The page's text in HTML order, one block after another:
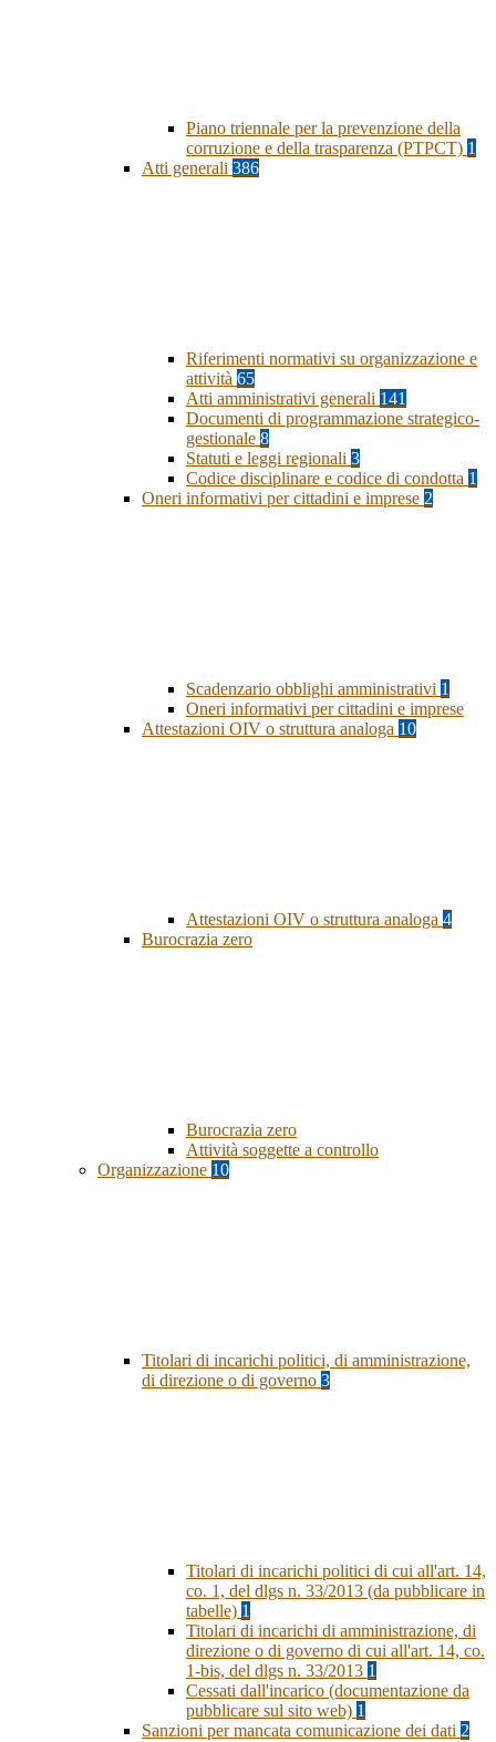
Piano triennale per la prevenzione della
corruzione e della trasparenza (PTPCT) 1
Atti generali 386
Riferimenti normativi su organizzazione e
attività 65
Atti amministrativi generali 141
Documenti di programmazione strategico-
gestionale 8
Statuti e leggi regionali 3
Codice disciplinare e codice di condotta 1
Oneri informativi per cittadini e imprese 2
Scadenzario obblighi amministrativi 1
Oneri informativi per cittadini e imprese
Attestazioni OIV o struttura analoga 10
Attestazioni OIV o struttura analoga 4
Burocrazia zero
Burocrazia zero
Attività soggette a controllo
Organizzazione 10
Titolari di incarichi politici, di amministrazione,
di direzione o di governo 3
Titolari di incarichi politici di cui all'art. 14,
co. 1, del dlgs n. 33/2013 (da pubblicare in
tabelle) 1
Titolari di incarichi di amministrazione, di
direzione o di governo di cui all'art. 14, co.
1-bis, del dlgs n. 33/2013 1
Cessati dall'incarico (documentazione da
pubblicare sul sito web) 1
Sanzioni per mancata comunicazione dei dati 2